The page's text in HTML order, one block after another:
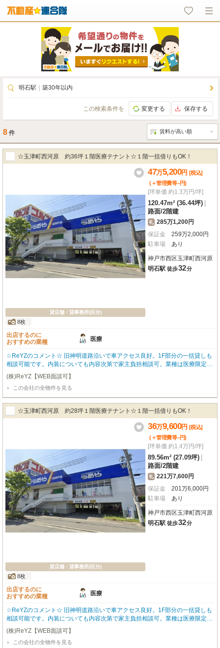
明石駅 築30年以内
この検索条件を 変更する 保存する
8 件
☆玉津町西河原 約36坪１階医療テナント☆１階一括借りもOK！
貸店舗・貸事務所(区分)
8枚
47万5,200円 [税込]
(＋管理費等-円)
[坪単価 約1.3万円/坪]
120.47m² (36.44坪)
路面/2階建
礼 285万1,200円
保証金
259万2,000円
駐車場
あり
神戸市西区玉津町西河原
明石駅 徒歩32分
出店するのに
おすすめの業種
医療
☆ReYZのコメント☆ 旧神明道路沿いで車アクセス良好。1F部分の一括貸しも
相談可能です。内装についても内容次第で家主負担相談可。業種は医療限定。
土曜日は午前中まで、日曜日営業は不可です。 ご希望など、お気軽にご相談
ください。 オーナー様のご希望によりこちらに掲載していない物件のご紹介
も可能です。
(株)ReYZ【WEB面談可】
この会社の全物件を見る
☆玉津町西河原 約28坪１階医療テナント☆１階一括借りもOK！
貸店舗・貸事務所(区分)
8枚
36万9,600円 [税込]
(＋管理費等-円)
[坪単価 約1.4万円/坪]
89.56m² (27.09坪)
路面/2階建
礼 221万7,600円
保証金
201万6,000円
駐車場
あり
神戸市西区玉津町西河原
明石駅 徒歩32分
出店するのに
おすすめの業種
医療
☆ReYZのコメント☆ 旧神明道路沿いで車アクセス良好。1F部分の一括貸しも
相談可能です。内装についても内容次第で家主負担相談可。業種は医療限定。
土曜日は午前中まで、日曜日営業は不可です。 ご希望など、お気軽にご相談
ください。 オーナー様のご希望によりこちらに掲載していない物件のご紹介
も可能です。
(株)ReYZ【WEB面談可】
この会社の全物件を見る